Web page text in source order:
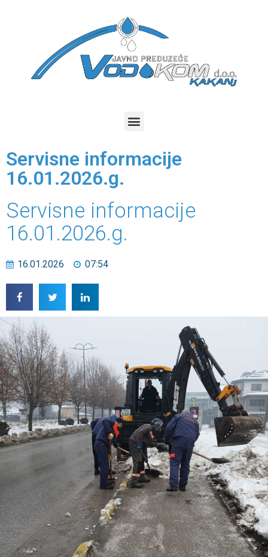
Servisne informacije
16.01.2026.g.
Servisne informacije
16.01.2026.g.
16.01.2026 07:54